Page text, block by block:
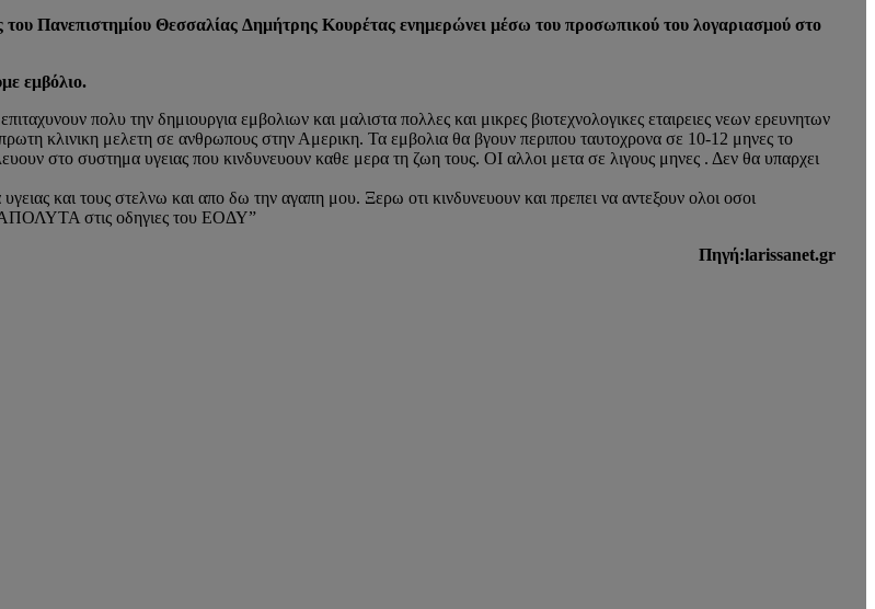
του Πανεπιστημίου Θεσσαλίας Δημήτρης Κουρέτας ενημερώνει μέσω του προσωπικού του λογαριασμού στο
εμβόλιο.
πολυ την δημιουργια εμβολιων και μαλιστα πολλες και μικρες βιοτεχνολογικες εταιρειες νεων ερευνητων
κλινικη μελετη σε ανθρωπους στην Αμερικη. Τα εμβολια θα βγουν περιπου ταυτοχρονα σε 10-12 μηνες το
στο συστημα υγειας που κινδυνευουν καθε μερα τη ζωη τους. ΟΙ αλλοι μετα σε λιγους μηνες . Δεν θα υπαρχει
και τους στελνω και απο δω την αγαπη μου. Ξερω οτι κινδυνευουν και πρεπει να αντεξουν ολοι οσοι
ΑΠΟΛΥΤΑ στις οδηγιες του ΕΟΔΥ”
Πηγή:larissanet.gr